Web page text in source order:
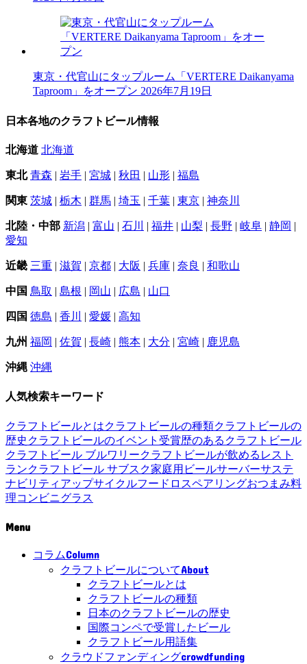
東京・代官山にタップルーム「VERTERE Daikanyama
Taproom」をオープン 2026年7月19日
日本各地のクラフトビール情報
北海道 北海道
東北 青森 | 岩手 | 宮城 | 秋田 | 山形 | 福島
関東 茨城 | 栃木 | 群馬 | 埼玉 | 千葉 | 東京 | 神奈川
北陸・中部 新潟 | 富山 | 石川 | 福井 | 山梨 | 長野 | 岐阜 | 静岡 |
愛知
近畿 三重 | 滋賀 | 京都 | 大阪 | 兵庫 | 奈良 | 和歌山
中国 鳥取 | 島根 | 岡山 | 広島 | 山口
四国 徳島 | 香川 | 愛媛 | 高知
九州 福岡 | 佐賀 | 長崎 | 熊本 | 大分 | 宮崎 | 鹿児島
沖縄 沖縄
人気検索キーワード
クラフトビールとはクラフトビールの種類クラフトビールの
歴史 クラフトビールのイベント 受賞歴のあるクラフトビール
クラフトビール ブルワリークラフトビールが飲めるレスト
ランクラフトビール サブスク家庭用ビールサーバーサステ
ナビリティ アップサイクルフードロスペアリングおつまみ料
理コンビニグラス
Menu
コラムColumn
クラフトビールについてAbout
クラフトビールとは
クラフトビールの種類
日本のクラフトビールの歴史
国際コンペで受賞したビール
クラフトビール用語集
クラウドファンディングcrowdfunding